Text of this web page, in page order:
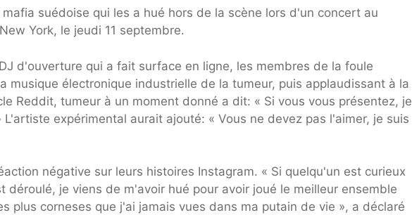
suédoise qui les a hué hors de la scène lors d'un concert au
York, le jeudi 11 septembre.
d'ouverture qui a fait surface en ligne, les membres de la foule
musique électronique industrielle de la tumeur, puis applaudissant à la
Reddit, tumeur à un moment donné a dit: « Si vous vous présentez, je
expérimental aurait ajouté: « Vous ne devez pas l'aimer, je suis
négative sur leurs histoires Instagram. « Si quelqu'un est curieux
déroulé, je viens de m'avoir hué pour avoir joué le meilleur ensemble
plus corneses que j'ai jamais vues dans ma putain de vie », a déclaré